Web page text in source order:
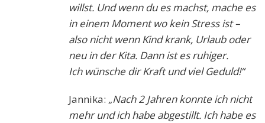
willst. Und wenn du es machst, mache es
in einem Moment wo kein Stress ist –
also nicht wenn Kind krank, Urlaub oder
neu in der Kita. Dann ist es ruhiger.
Ich wünsche dir Kraft und viel Geduld!“
Jannika: „Nach 2 Jahren konnte ich nicht
mehr und ich habe abgestillt. Ich habe es